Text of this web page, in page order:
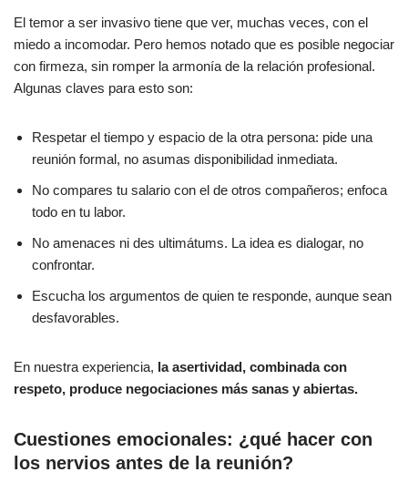
El temor a ser invasivo tiene que ver, muchas veces, con el
miedo a incomodar. Pero hemos notado que es posible negociar
con firmeza, sin romper la armonía de la relación profesional.
Algunas claves para esto son:
Respetar el tiempo y espacio de la otra persona: pide una
reunión formal, no asumas disponibilidad inmediata.
No compares tu salario con el de otros compañeros; enfoca
todo en tu labor.
No amenaces ni des ultimátums. La idea es dialogar, no
confrontar.
Escucha los argumentos de quien te responde, aunque sean
desfavorables.
En nuestra experiencia, la asertividad, combinada con
respeto, produce negociaciones más sanas y abiertas.
Cuestiones emocionales: ¿qué hacer con
los nervios antes de la reunión?